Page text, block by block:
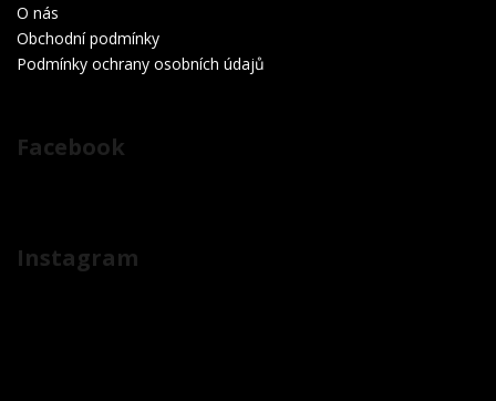
O nás
Obchodní podmínky
Podmínky ochrany osobních údajů
Facebook
Instagram